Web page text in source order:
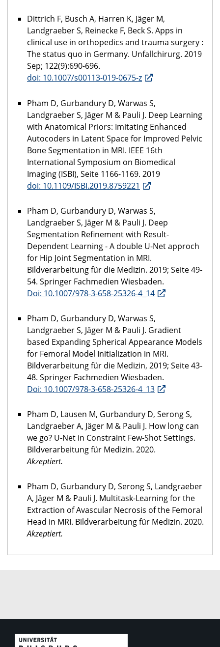
Dittrich F, Busch A, Harren K, Jäger M,
Landgraeber S, Reinecke F, Beck S. Apps in
clinical use in orthopedics and trauma surgery :
The status quo in Germany. Unfallchirurg. 2019
Sep; 122(9):690-696.
doi: 10.1007/s00113-019-0675-z
Pham D, Gurbandury D, Warwas S,
Landgraeber S, Jäger M & Pauli J. Deep Learning
with Anatomical Priors: Imitating Enhanced
Autocoders in Latent Space for Improved Pelvic
Bone Segmentation in MRI. IEEE 16th
International Symposium on Biomedical
Imaging (ISBI), Seite 1166-1169. 2019
doi: 10.1109/ISBI.2019.8759221
Pham D, Gurbandury D, Warwas S,
Landgraeber S, Jäger M & Pauli J. Deep
Segmentation Refinement with Result-
Dependent Learning - A double U-Net approch
for Hip Joint Segmentation in MRI.
Bildverarbeitung für die Medizin. 2019; Seite 49-
54. Springer Fachmedien Wiesbaden.
Doi: 10.1007/978-3-658-25326-4_14
Pham D, Gurbandury D, Warwas S,
Landgraeber S, Jäger M & Pauli J. Gradient
based Expanding Spherical Appearance Models
for Femoral Model Initialization in MRI.
Bildverarbeitung für die Medizin, 2019; Seite 43-
48. Springer Fachmedien Wiesbaden.
Doi: 10.1007/978-3-658-25326-4_13
Pham D, Lausen M, Gurbandury D, Serong S,
Landgraeber A, Jäger M & Pauli J. How long can
we go? U-Net in Constraint Few-Shot Settings.
Bildverarbeitung für Medizin. 2020.
Akzeptiert.
Pham D, Gurbandury D, Serong S, Landgraeber
A, Jäger M & Pauli J. Multitask-Learning for the
Extraction of Avascular Necrosis of the Femoral
Head in MRI. Bildverarbeitung für Medizin. 2020.
Akzeptiert.